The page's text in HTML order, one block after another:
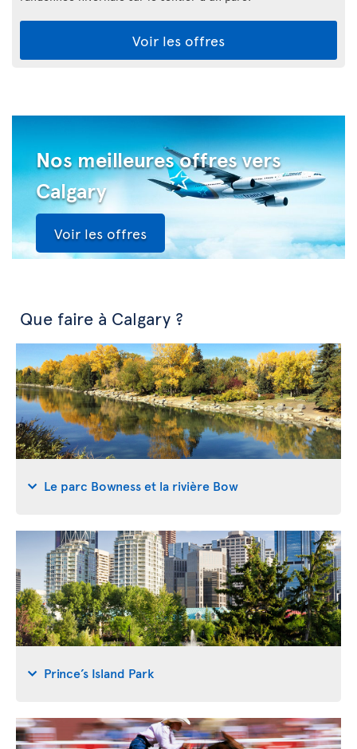
Voir les offres
Nos meilleures offres vers
Calgary
Voir les offres
Que faire à Calgary ?
Le parc Bowness et la rivière Bow
Prince’s Island Park